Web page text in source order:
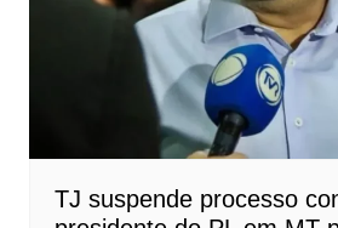
TJ suspende processo